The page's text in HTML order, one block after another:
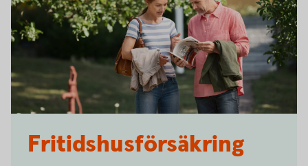
Fritidshus­försäkring